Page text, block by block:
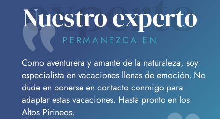
experto
Nuestro experto
PERMANEZCA EN
Como aventurera y amante de la naturaleza, soy
especialista en vacaciones llenas de emoción. No
dude en ponerse en contacto conmigo para
adaptar estas vacaciones. Hasta pronto en los
Altos Pirineos.